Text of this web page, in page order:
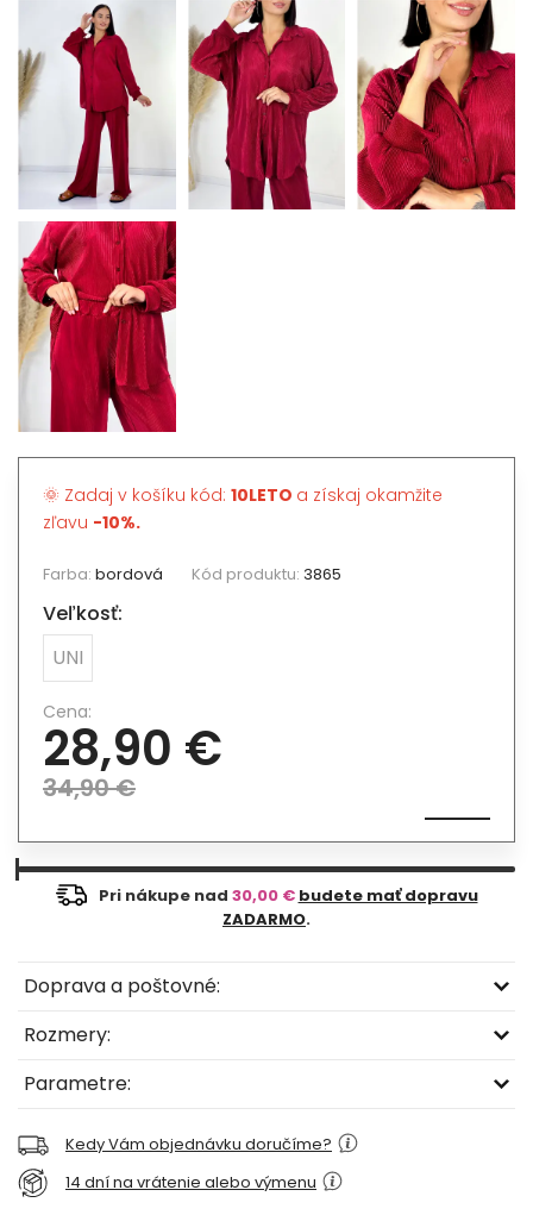
🌞 Zadaj v košíku kód: 10LETO a získaj okamžite
zľavu -10%.
Farba: bordová Kód produktu: 3865
Veľkosť:
UNI
Cena:
28,90 €
34,90 €
Pri nákupe nad 30,00 € budete mať dopravu
ZADARMO.
Doprava a poštovné:
Rozmery:
Parametre:
Kedy Vám objednávku doručíme?
14 dní na vrátenie alebo výmenu